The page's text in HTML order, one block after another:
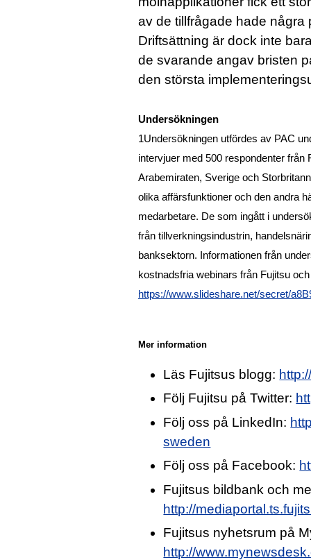
av de tillfrågade hade några
Driftsättning är dock inte
de svarande angav bristen
den största
Undersökningen
1Undersökningen utfördes av PAC
intervjuer med 500 respondenter från
Arabemiraten, Sverige och
olika affärsfunktioner och den andra
medarbetare. De som ingått i
från tillverkningsindustrin,
banksektorn. Informationen från
kostnadsfria webinars från Fujitsu
https://www.slideshare.net/secret/
Mer information
Läs Fujitsus blogg:
Följ Fujitsu på Twitter:
Följ oss på LinkedIn:
sweden
Följ oss på Facebook:
Fujitsus bildbank och
http://
Fujitsus nyhetsrum på
http://